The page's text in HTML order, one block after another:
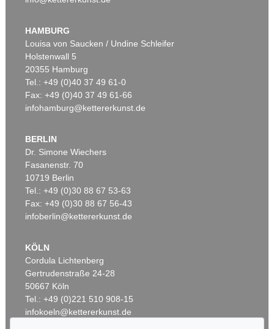
HAMBURG
Louisa von Saucken / Undine Schleifer
Holstenwall 5
20355 Hamburg
Tel.: +49 (0)40 37 49 61-0
Fax: +49 (0)40 37 49 61-66
infohamburg@kettererkunst.de
BERLIN
Dr. Simone Wiechers
Fasanenstr. 70
10719 Berlin
Tel.: +49 (0)30 88 67 53-63
Fax: +49 (0)30 88 67 56-43
infoberlin@kettererkunst.de
KÖLN
Cordula Lichtenberg
Gertrudenstraße 24-28
50667 Köln
Tel.: +49 (0)221 510 908-15
infokoeln@kettererkunst.de